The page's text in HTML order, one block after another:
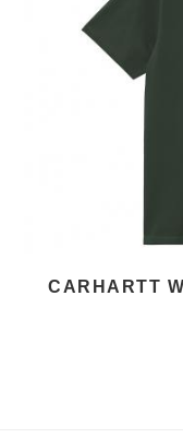
CARHARTT